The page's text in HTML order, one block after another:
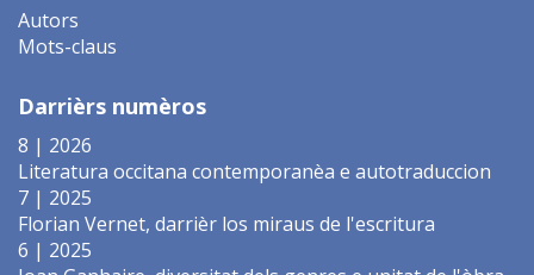
Autors
Mots-claus
Darrièrs numèros
8 | 2026
Literatura occitana contemporanèa e autotraduccion
7 | 2025
Florian Vernet, darrièr los miraus de l'escritura
6 | 2025